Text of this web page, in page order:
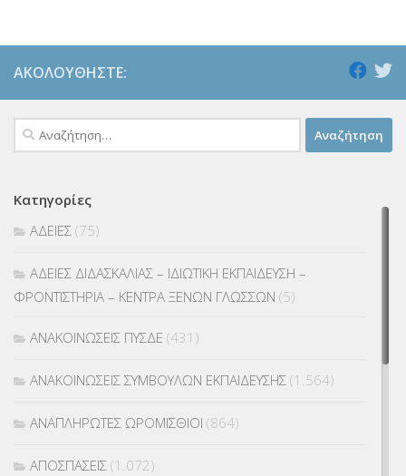
ΑΚΟΛΟΥΘΉΣΤΕ:
Αναζήτηση
για:
Κατηγορίες
ΑΔΕΙΕΣ (75)
ΑΔΕΙΕΣ ΔΙΔΑΣΚΑΛΙΑΣ – ΙΔΙΩΤΙΚΗ ΕΚΠΑΙΔΕΥΣΗ –
ΦΡΟΝΤΙΣΤΗΡΙΑ – ΚΕΝΤΡΑ ΞΕΝΩΝ ΓΛΩΣΣΩΝ (5)
ΑΝΑΚΟΙΝΩΣΕΙΣ ΠΥΣΔΕ (431)
ΑΝΑΚΟΙΝΩΣΕΙΣ ΣΥΜΒΟΥΛΩΝ ΕΚΠΑΙΔΕΥΣΗΣ (1.564)
ΑΝΑΠΛΗΡΩΤΕΣ ΩΡΟΜΙΣΘΙΟΙ (864)
ΑΠΟΣΠΑΣΕΙΣ (1.072)